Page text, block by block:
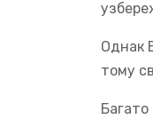
Однак
тому